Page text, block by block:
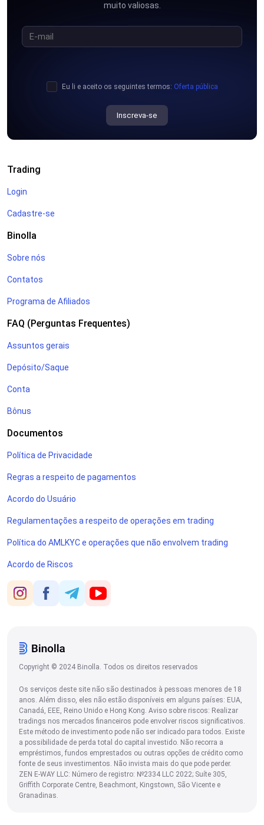
muito valiosas.
Inscreva-se
Eu li e aceito os seguintes termos: Oferta pública
Trading
Login
Cadastre-se
Binolla
Sobre nós
Contatos
Programa de Afiliados
FAQ (Perguntas Frequentes)
Assuntos gerais
Depósito/Saque
Conta
Bônus
Documentos
Política de Privacidade
Regras a respeito de pagamentos
Acordo do Usuário
Regulamentações a respeito de operações em trading
Política do AMLKYC e operações que não envolvem trading
Acordo de Riscos
Copyright © 2024 Binolla. Todos os direitos reservados
Os serviços deste site não são destinados à pessoas menores de 18
anos. Além disso, eles não estão disponíveis em alguns países: EUA,
Canadá, EEE, Reino Unido e Hong Kong. Aviso sobre riscos: Realizar
tradings nos mercados financeiros pode envolver riscos significativos.
Este método de investimento pode não ser indicado para todos. Existe
a possibilidade de perda total do capital investido. Não recorra a
empréstimos, fundos emprestados ou outras opções de crédito como
fonte de seus investimentos. Não invista mais do que pode perder.
ZEN E-WAY LLC: Número de registro: №2334 LLC 2022; Suíte 305,
Griffith Corporate Centre, Beachmont, Kingstown, São Vicente e
Granadinas.